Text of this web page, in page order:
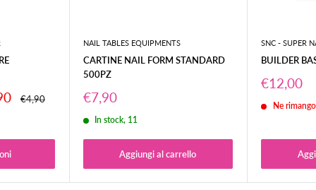
specificando
Prezzo
€4,90
NAIL TABLES EQUIPMENTS
CARTINE NAIL FORM STANDARD
500PZ
Prezzo
scontato
€7,90
In stock, 11
Aggiungi al carrello
SNC - SUPER
BUILDER
Prezzo
scontato
€12,00
Ne